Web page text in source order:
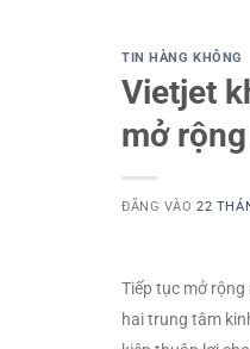
TIN HÀNG KHÔNG
Vietjet
mở
ĐĂNG VÀO22
Tiếp tục mở
hai trung tâm